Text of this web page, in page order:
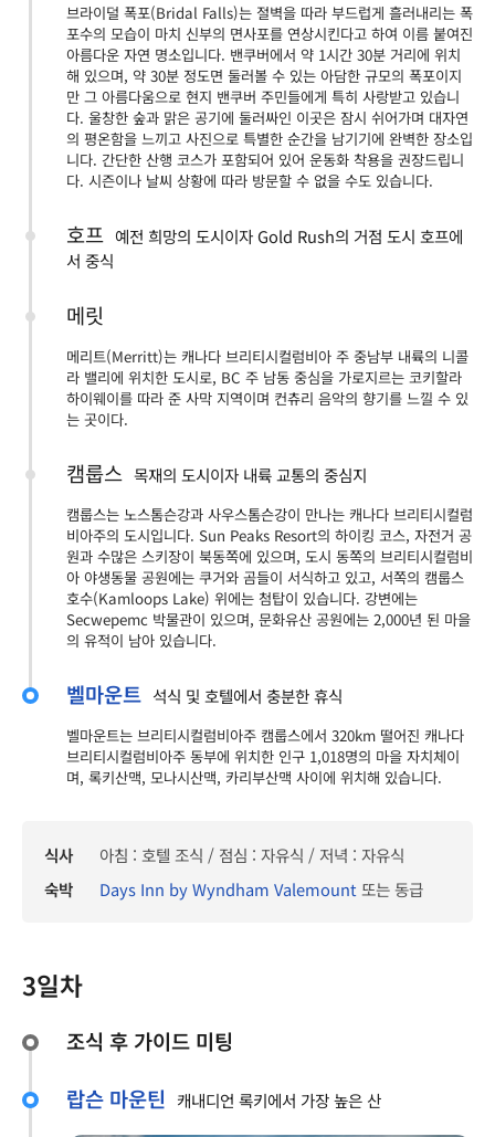
브라이덜 폭포(Bridal Falls)는 절벽을 따라 부드럽게 흘러내리는 폭
포수의 모습이 마치 신부의 면사포를 연상시킨다고 하여 이름 붙여진
아름다운 자연 명소입니다. 밴쿠버에서 약 1시간 30분 거리에 위치
해 있으며, 약 30분 정도면 둘러볼 수 있는 아담한 규모의 폭포이지
만 그 아름다움으로 현지 밴쿠버 주민들에게 특히 사랑받고 있습니
다. 울창한 숲과 맑은 공기에 둘러싸인 이곳은 잠시 쉬어가며 대자연
의 평온함을 느끼고 사진으로 특별한 순간을 남기기에 완벽한 장소입
니다. 간단한 산행 코스가 포함되어 있어 운동화 착용을 권장드립니
다. 시즌이나 날씨 상황에 따라 방문할 수 없을 수도 있습니다.
호프 예전 희망의 도시이자 Gold Rush의 거점 도시 호프에
서 중식
메릿
메리트(Merritt)는 캐나다 브리티시컬럼비아 주 중남부 내륙의 니콜
라 밸리에 위치한 도시로, BC 주 남동 중심을 가로지르는 코키할라
하이웨이를 따라 준 사막 지역이며 컨츄리 음악의 향기를 느낄 수 있
는 곳이다.
캠룹스 목재의 도시이자 내륙 교통의 중심지
캠룹스는 노스톰슨강과 사우스톰슨강이 만나는 캐나다 브리티시컬럼
비아주의 도시입니다. Sun Peaks Resort의 하이킹 코스, 자전거 공
원과 수많은 스키장이 북동쪽에 있으며, 도시 동쪽의 브리티시컬럼비
아 야생동물 공원에는 쿠거와 곰들이 서식하고 있고, 서쪽의 캠룹스
호수(Kamloops Lake) 위에는 첨탑이 있습니다. 강변에는
Secwepemc 박물관이 있으며, 문화유산 공원에는 2,000년 된 마을
의 유적이 남아 있습니다.
벨마운트 석식 및 호텔에서 충분한 휴식
벨마운트는 브리티시컬럼비아주 캠룹스에서 320km 떨어진 캐나다
브리티시컬럼비아주 동부에 위치한 인구 1,018명의 마을 자치체이
며, 록키산맥, 모나시산맥, 카리부산맥 사이에 위치해 있습니다.
식사
아침 : 호텔 조식 / 점심 : 자유식 / 저녁 : 자유식
숙박
Days Inn by Wyndham Valemount 또는 동급
3일차
조식 후 가이드 미팅
랍슨 마운틴
캐내디언 록키에서 가장 높은 산